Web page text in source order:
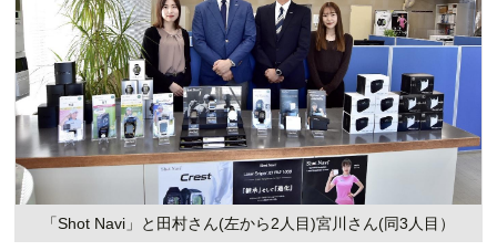
「Shot Navi」と田村さん(左から2人目)宮川さん(同3人目）